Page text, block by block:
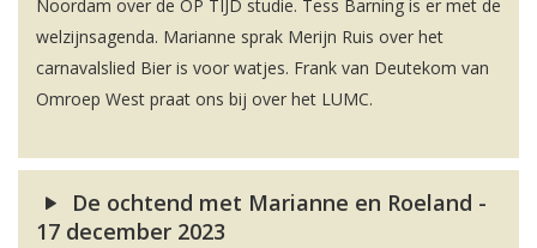
Noordam over de OP TIJD studie. Tess Barning is er met de
welzijnsagenda. Marianne sprak Merijn Ruis over het
carnavalslied Bier is voor watjes. Frank van Deutekom van
Omroep West praat ons bij over het LUMC.
De ochtend met Marianne en Roeland -
17 december 2023